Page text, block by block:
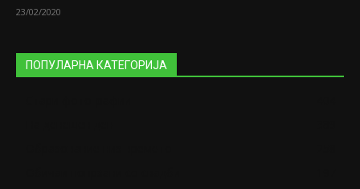
23/02/2020
ПОПУЛАРНА КАТЕГОРИЈА